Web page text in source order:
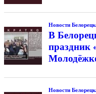
Новости
В
праздник
Новости